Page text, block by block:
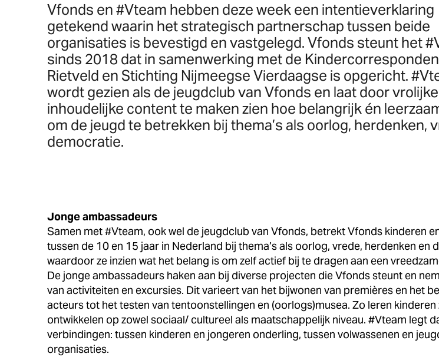
Vfonds en #Vteam hebben deze week een intentieverklaring
getekend waarin het strategisch partnerschap tussen beide
organisaties is bevestigd en vastgelegd. Vfonds steunt het
sinds 2018 dat in samenwerking met de
Rietveld en Stichting Nijmeegse Vierdaagse is opgericht.
wordt gezien als de jeugdclub van Vfonds en laat door
inhoudelijke content te maken zien hoe belangrijk én
om de jeugd te betrekken bij thema’s als oorlog, herdenken,
democratie.
Jonge ambassadeurs
Samen met #Vteam, ook wel de jeugdclub van Vfonds, betrekt Vfonds kinderen
tussen de 10 en 15 jaar in Nederland bij thema’s als oorlog, vrede, herdenken en
waardoor ze inzien wat het belang is om zelf actief bij te dragen aan een
De jonge ambassadeurs haken aan bij diverse projecten die Vfonds steunt en
van activiteiten en excursies. Dit varieert van het bijwonen van premières en het
acteurs tot het testen van tentoonstellingen en (oorlogs)musea. Zo leren kinderen
ontwikkelen op zowel sociaal/ cultureel als maatschappelijk niveau. #Vteam legt
verbindingen: tussen kinderen en jongeren onderling, tussen volwassenen en
organisaties.